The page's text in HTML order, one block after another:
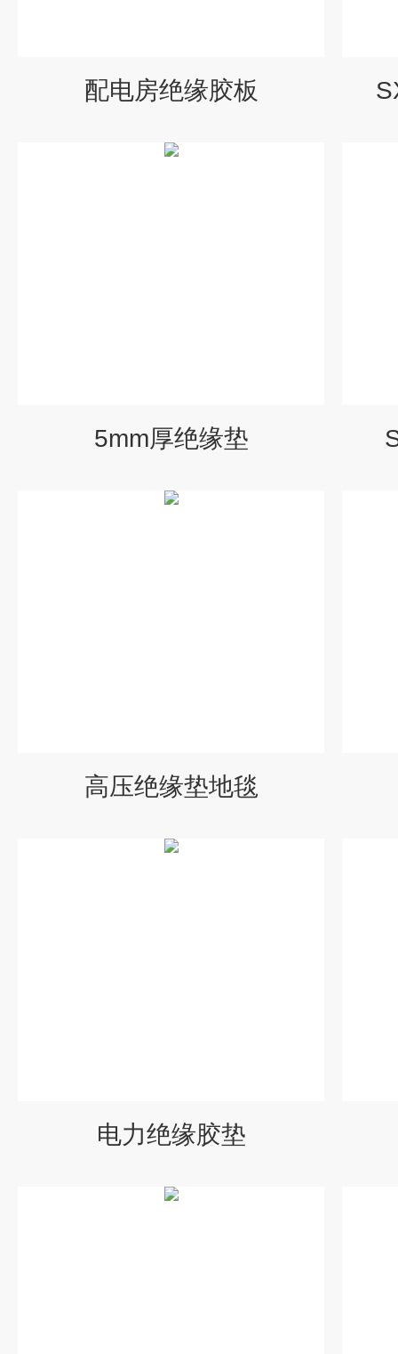
配电房绝缘胶板
5mm厚绝缘垫
高压绝缘垫地毯
电力绝缘胶垫